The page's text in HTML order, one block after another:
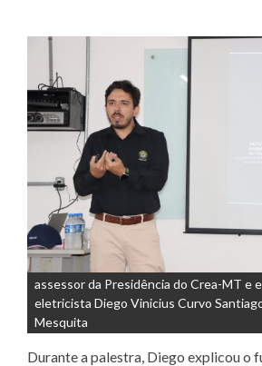
assessor da Presidência do Crea-MT e
eletricista Diego Vinicius Curvo
Mesquita
Durante a palestra, Diego explicou o